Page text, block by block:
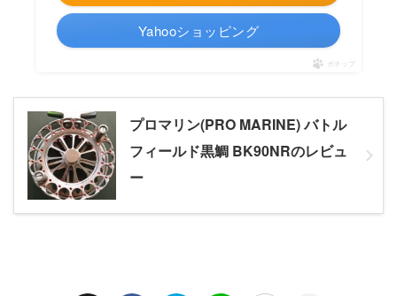
Yahooショッピング
ポチップ
プロマリン(PRO MARINE) バトル
フィールド黒鯛 BK90NRのレビュ
ー